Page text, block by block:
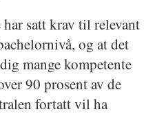
har satt krav til relevant
og at det
mange kompetente
90 prosent av de
fortatt vil ha